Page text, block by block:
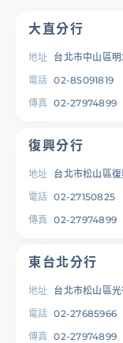
數位生活
服務據點
大直分行
地址 台北市中山區
電話 02-85091819
傳真 02-27974899
復興分行
地址 台北市松山區復
電話 02-27150825
傳真 02-27974899
東台北分行
地址 台北市松山區
電話 02-27685966
傳真 02-27974899